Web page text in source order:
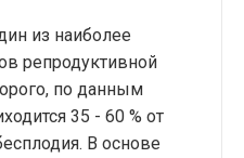
из наиболее
репродуктивной
по данным
35 - 60 % от
В основе